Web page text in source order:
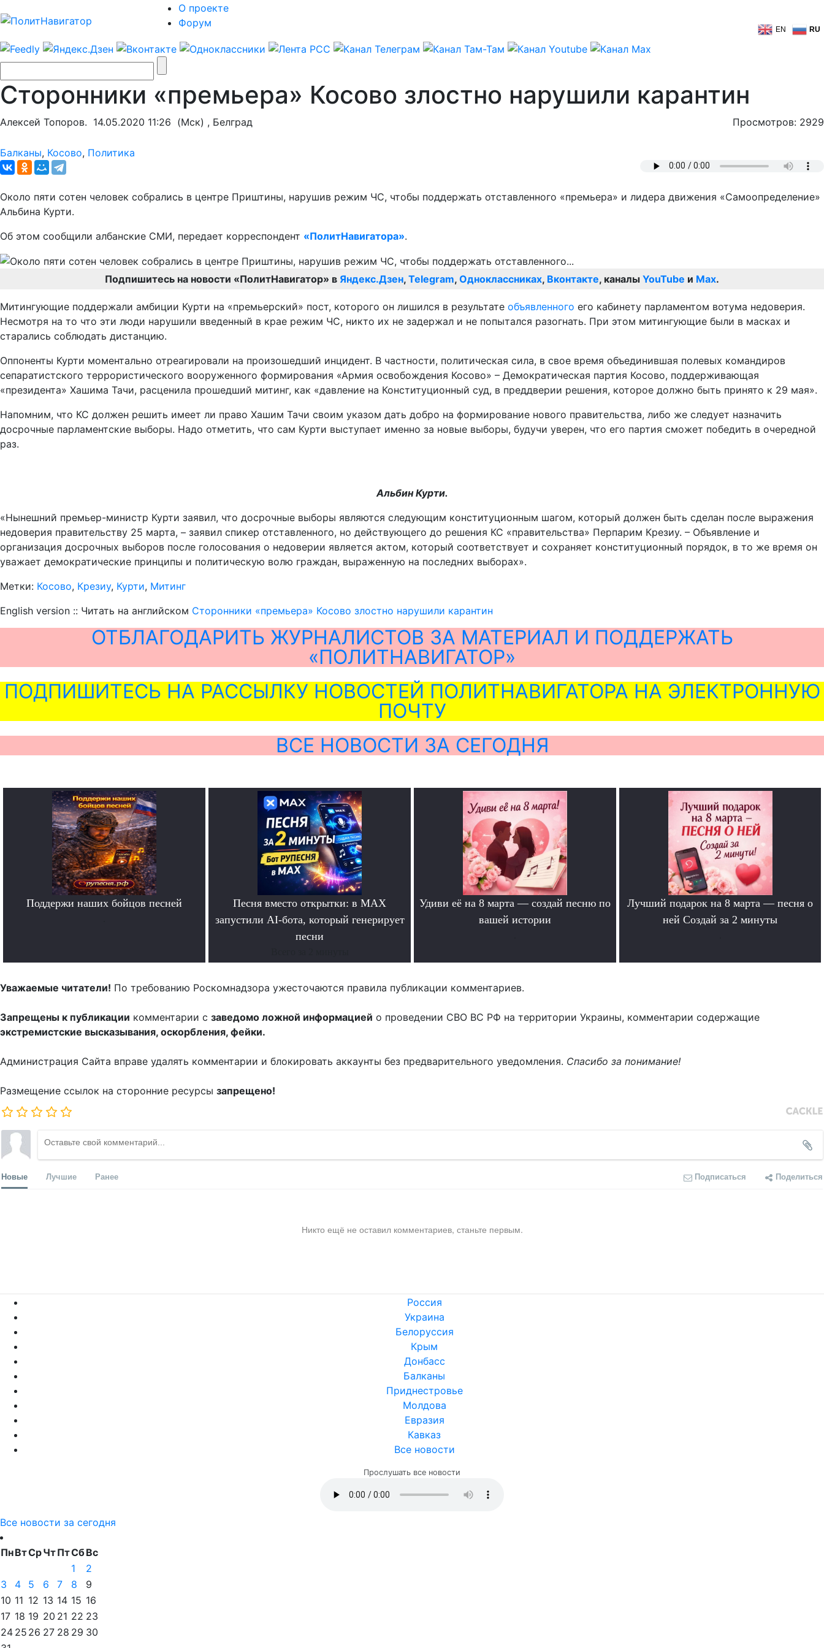
О проекте
Форум
EN RU
Сторонники «премьера» Косово злостно нарушили карантин
Алексей Топоров. 14.05.2020 11:26 (Мск) , Белград Просмотров: 2929
Балканы, Косово, Политика
Около пяти сотен человек собрались в центре Приштины, нарушив режим ЧС, чтобы поддержать отставленного «премьера» и лидера движения «Самоопределение»
Альбина Курти.
Об этом сообщили албанские СМИ, передает корреспондент «ПолитНавигатора».
Подпишитесь на новости «ПолитНавигатор» в Яндекс.Дзен, Telegram, Одноклассниках, Вконтакте, каналы YouTube и Max.
Митингующие поддержали амбиции Курти на «премьерский» пост, которого он лишился в результате объявленного его кабинету парламентом вотума недоверия.
Несмотря на то что эти люди нарушили введенный в крае режим ЧС, никто их не задержал и не попытался разогнать. При этом митингующие были в масках и
старались соблюдать дистанцию.
Оппоненты Курти моментально отреагировали на произошедший инцидент. В частности, политическая сила, в свое время объединившая полевых командиров
сепаратистского террористического вооруженного формирования «Армия освобождения Косово» – Демократическая партия Косово, поддерживающая
«президента» Хашима Тачи, расценила прошедший митинг, как «давление на Конституционный суд, в преддверии решения, которое должно быть принято к 29 мая».
Напомним, что КС должен решить имеет ли право Хашим Тачи своим указом дать добро на формирование нового правительства, либо же следует назначить
досрочные парламентские выборы. Надо отметить, что сам Курти выступает именно за новые выборы, будучи уверен, что его партия сможет победить в очередной
раз.
Альбин Курти.
«Нынешний премьер-министр Курти заявил, что досрочные выборы являются следующим конституционным шагом, который должен быть сделан после выражения
недоверия правительству 25 марта, – заявил спикер отставленного, но действующего до решения КС «правительства» Перпарим Крезиу. – Объявление и
организация досрочных выборов после голосования о недоверии является актом, который соответствует и сохраняет конституционный порядок, в то же время он
уважает демократические принципы и политическую волю граждан, выраженную на последних выборах».
Метки: Косово, Крезиу, Курти, Митинг
English version :: Читать на английском Сторонники «премьера» Косово злостно нарушили карантин
ОТБЛАГОДАРИТЬ ЖУРНАЛИСТОВ ЗА МАТЕРИАЛ И ПОДДЕРЖАТЬ
«ПОЛИТНАВИГАТОР»
ПОДПИШИТЕСЬ НА РАССЫЛКУ НОВОСТЕЙ ПОЛИТНАВИГАТОРА НА ЭЛЕКТРОННУЮ
ПОЧТУ
ВСЕ НОВОСТИ ЗА СЕГОДНЯ
Поддержи наших бойцов песней
Песня вместо открытки: в MAX
запустили AI-бота, который генерирует
песни
Удиви её на 8 марта — создай песню по
вашей истории
Лучший подарок на 8 марта — песня о
ней Создай за 2 минуты
Уважаемые читатели! По требованию Роскомнадзора ужесточаются правила публикации комментариев.
Запрещены к публикации комментарии с заведомо ложной информацией о проведении СВО ВС РФ на территории Украины, комментарии содержащие
экстремистские высказывания, оскорбления, фейки.
Администрация Сайта вправе удалять комментарии и блокировать аккаунты без предварительного уведомления. Спасибо за понимание!
Размещение ссылок на сторонние ресурсы запрещено!
Новые Лучшие Ранее Подписаться Поделиться
Никто ещё не оставил комментариев, станьте первым.
Россия
Украина
Белоруссия
Крым
Донбасс
Балканы
Приднестровье
Молдова
Евразия
Кавказ
Все новости
Прослушать все новости
Все новости за сегодня
ПнВтСрЧтПтСбВс
1
2
3
4 5 6 7 8
9
10 11 12 13 14 15 16
17 18 19 20 21 22 23
24 25 26 27 28 29 30